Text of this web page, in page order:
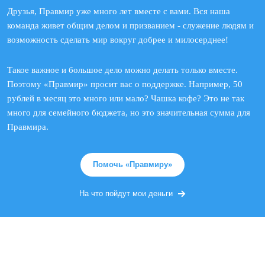
Друзья, Правмир уже много лет вместе с вами. Вся наша
команда живет общим делом и призванием - служение людям и
возможность сделать мир вокруг добрее и милосерднее!
Такое важное и большое дело можно делать только вместе.
Поэтому «Правмир» просит вас о поддержке. Например, 50
рублей в месяц это много или мало? Чашка кофе? Это не так
много для семейного бюджета, но это значительная сумма для
Правмира.
Помочь «Правмиру»
На что пойдут мои деньги